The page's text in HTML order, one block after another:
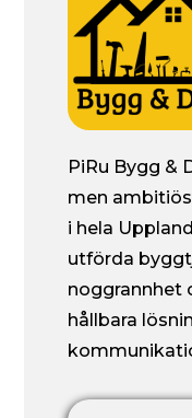
PiRu Bygg &
men
i hela
utförda
noggrannhet
hållbara